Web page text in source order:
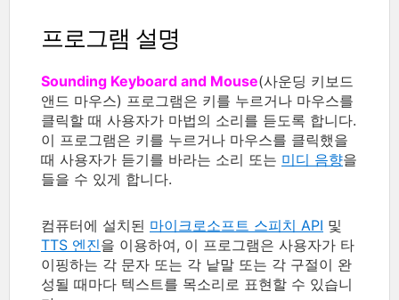
프로그램 설명
Sounding Keyboard and Mouse(사운딩 키보드
앤드 마우스) 프로그램은 키를 누르거나 마우스를
클릭할 때 사용자가 마법의 소리를 듣도록 합니다.
이 프로그램은 키를 누르거나 마우스를 클릭했을
때 사용자가 듣기를 바라는 소리 또는 미디 음향을
들을 수 있게 합니다.
컴퓨터에 설치된 마이크로소프트 스피치 API 및
TTS 엔진을 이용하여, 이 프로그램은 사용자가 타
이핑하는 각 문자 또는 각 낱말 또는 각 구절이 완
성될 때마다 텍스트를 목소리로 표현할 수 있습니